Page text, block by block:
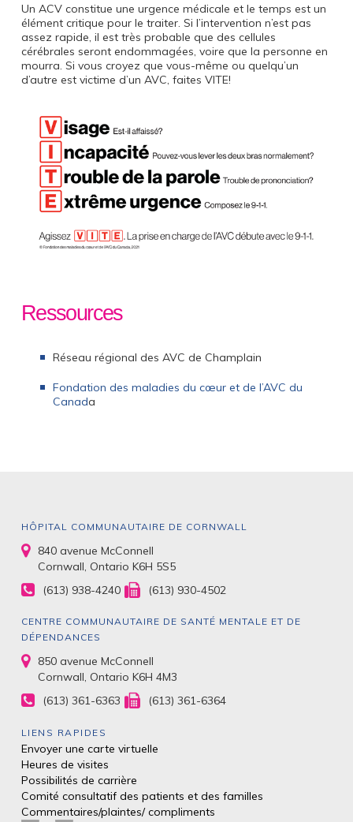
Un ACV constitue une urgence médicale et le temps est un
élément critique pour le traiter. Si l’intervention n’est pas
assez rapide, il est très probable que des cellules
cérébrales seront endommagées, voire que la personne en
mourra. Si vous croyez que vous-même ou quelqu’un
d’autre est victime d’un AVC, faites VITE!
Ressources
Réseau régional des AVC de Champlain
Fondation des maladies du cœur et de l’AVC du
Canada
HÔPITAL COMMUNAUTAIRE DE CORNWALL
840 avenue McConnell
Cornwall, Ontario K6H 5S5
(613) 938-4240
(613) 930-4502
CENTRE COMMUNAUTAIRE DE SANTÉ MENTALE ET DE
DÉPENDANCES
850 avenue McConnell
Cornwall, Ontario K6H 4M3
(613) 361-6363
(613) 361-6364
LIENS RAPIDES
Envoyer une carte virtuelle
Heures de visites
Possibilités de carrière
Comité consultatif des patients et des familles
Commentaires/plaintes/compliments